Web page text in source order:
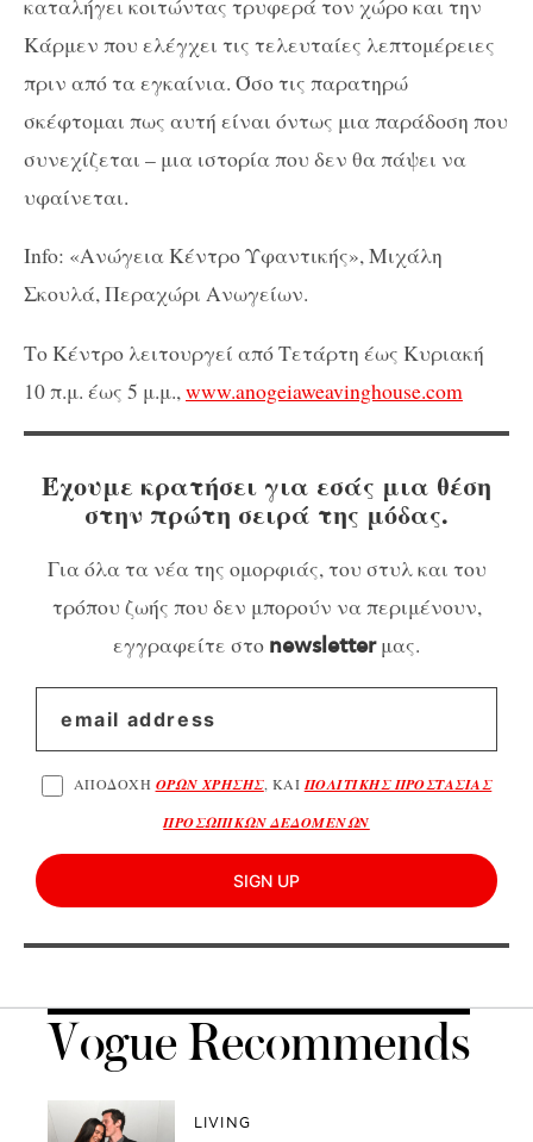
καταλήγει κοιτώντας τρυφερά τον χώρο και την
Κάρμεν που ελέγχει τις τελευταίες λεπτομέρειες
πριν από τα εγκαίνια. Όσο τις παρατηρώ
σκέφτομαι πως αυτή είναι όντως μια παράδοση που
συνεχίζεται – μια ιστορία που δεν θα πάψει να
υφαίνεται.
Info: «Ανώγεια Κέντρο Υφαντικής», Μιχάλη
Σκουλά, Περαχώρι Ανωγείων.
Το Κέντρο λειτουργεί από Τετάρτη έως Κυριακή
10 π.μ. έως 5 μ.μ.,www.anogeiaweavinghouse.com
Έχουμε κρατήσει για εσάς μια θέση
στην πρώτη σειρά της μόδας.
Για όλα τα νέα της ομορφιάς, του στυλ και του
τρόπου ζωής που δεν μπορούν να περιμένουν,
εγγραφείτε στο newsletterμας.
ΑΠΟΔΟΧΗ ΟΡΩΝ ΧΡΗΣΗΣ, ΚΑΙΠΟΛΙΤΙΚΗΣ ΠΡΟΣΤΑΣΙΑΣ
ΠΡΟΣΩΠΙΚΩΝ ΔΕΔΟΜΕΝΩΝ
SIGN UP
Vogue Recommends
LIVING